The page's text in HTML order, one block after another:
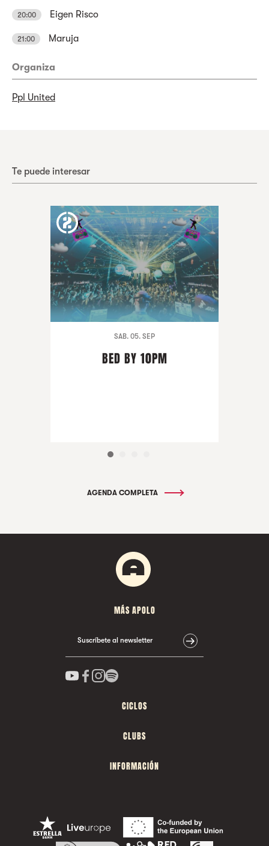
20:00 Eigen Risco
21:00 Maruja
Organiza
Ppl United
Te puede interesar
SAB. 05. SEP
BED BY 10PM
AGENDA COMPLETA
MÁS APOLO
Suscríbete al newsletter
CICLOS
CLUBS
INFORMACIÓN